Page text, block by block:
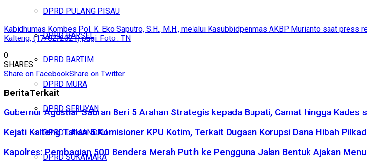
DPRD PULANG PISAU
DPRD BARSEL
DPRD BARTIM
DPRD MURA
DPRD SERUYAN
DPRD LAMANDAU
DPRD SUKAMARA
Kabidhumas Kombes Pol. K. Eko Saputro, S.H., M.H., melalui Kasubbidpenmas AKBP Murianto saat
Kalteng, (17/02/2021) pagi. Foto : TN
0
SHARES
Share on FacebookShare on Twitter
BeritaTerkait
Gubernur Agustiar Sabran Beri 5 Arahan Strategis kepada Bupati, Camat hingga Kades
Kejati Kalteng Tahan 5 Komisioner KPU Kotim, Terkait Dugaan Korupsi Dana Hibah
Kapolres: Pembagian 500 Bendera Merah Putih ke Pengguna Jalan Bentuk Ajakan